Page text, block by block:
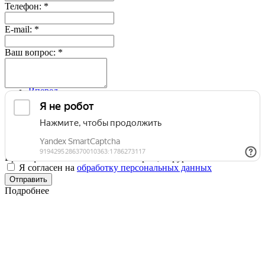
Телефон: *
E-mail: *
Ваш вопрос: *
Я согласен на обработку персональных данных
Отправить
Подробнее
Вперед
Специалисты подразделения
Макаров Андрей Юрьевич
Врач-офтальмолог высшей категории, хирург